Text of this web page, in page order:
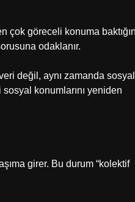
çok göreceli konuma
odaklanır.
değil, aynı zamanda sosyal
konumlarını yeniden
girer. Bu durum “kolektif